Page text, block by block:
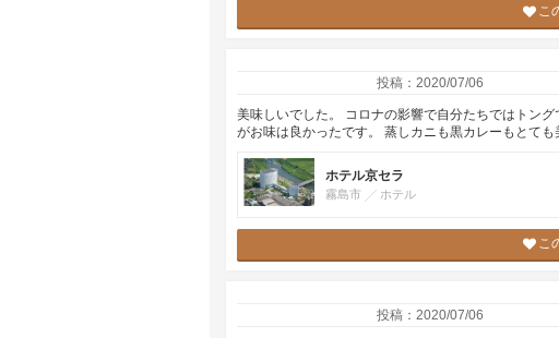
こ
投稿：2020/07/06
美味しいでした。 コロナの影響で自分たちではトン
がお味は良かったです。 蒸しカニも黒カレーもとて
ホテル京セラ
霧島市 ホテル
こ
投稿：2020/07/06